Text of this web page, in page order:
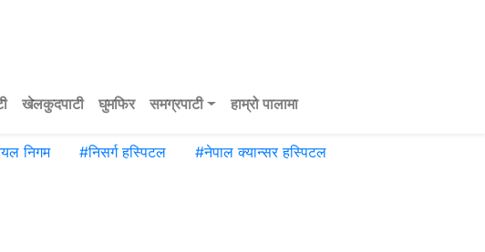
खेलकुदपाटी घुमफिर समग्रपाटी हाम्रो पालामा
निगम #निसर्ग हस्पिटल #नेपाल क्यान्सर हस्पिटल